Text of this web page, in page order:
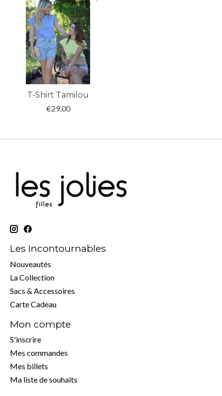
T-Shirt Tamilou
€29,00
Les Incontournables
Nouveautés
La Collection
Sacs & Accessoires
Carte Cadeau
Mon compte
S'inscrire
Mes commandes
Mes billets
Ma liste de souhaits